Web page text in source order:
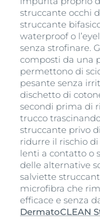
struccante occhi
struccante
waterproof o
senza strofinare.
composti da una
permettono di
pesante senza
dischetto di
secondi prima di
trucco
struccante privo
ridurre il rischio
lenti a contatto o
delle alternative
salviette
microfibra che
efficace e senza
DermatoCLEAN